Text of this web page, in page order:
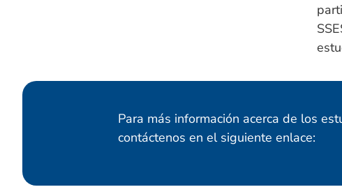
Para más información acerca de los
contáctenos en el siguiente enlace: